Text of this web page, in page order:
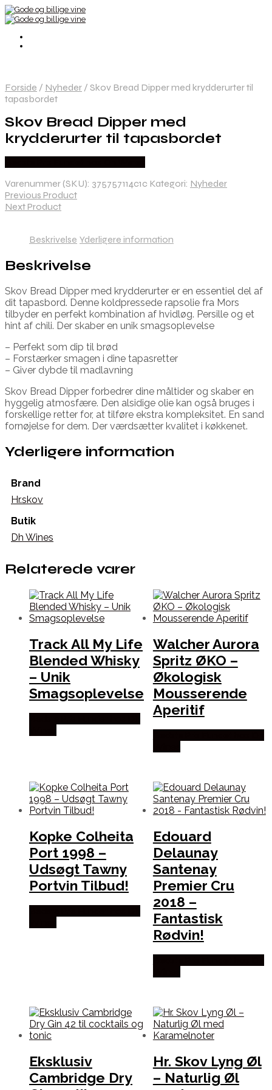
Forside / Nyheder / Skov Bread Dipper med krydderurter til
tapasbordet
Skov Bread Dipper med
krydderurter til tapasbordet
Varenummer (SKU): 375757114c1c Kategori: Nyheder
Previous Product
Next Product
Beskrivelse Yderligere information
Beskrivelse
Skov Bread Dipper med krydderurter er en essentiel del af
dit tapasbord. Denne koldpressede rapsolie fra Mors
tilbyder en perfekt kombination af hvidløg. Persille og et
hint af chili. Der skaber en unik smagsoplevelse
– Perfekt som dip til brød
– Forstærker smagen i dine tapasretter
– Giver dybde til madlavning
Skov Bread Dipper forbedrer dine måltider og skaber en
hyggelig atmosfære. Den alsidige olie kan også bruges i
forskellige retter for, at tilføre ekstra kompleksitet. En sand
fornøjelse for dem. Der værdsætter kvalitet i køkkenet.
Yderligere information
Brand
Hr.skov
Butik
Dh Wines
Relaterede varer
Track All My Life
Blended Whisky
– Unik
Smagsoplevelse
Walcher Aurora
Spritz ØKO –
Økologisk
Mousserende
Aperitif
Kopke Colheita
Port 1998 –
Udsøgt Tawny
Portvin Tilbud!
Edouard
Delaunay
Santenay
Premier Cru
2018 –
Fantastisk
Rødvin!
Eksklusiv
Cambridge Dry
Hr. Skov Lyng Øl
– Naturlig Øl